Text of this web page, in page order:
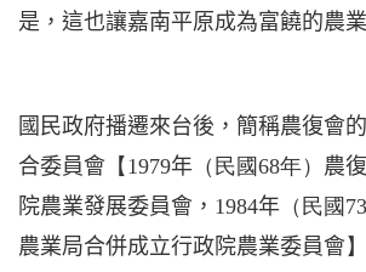
是，這也讓嘉南平原成為富饒的農
國民政府播遷來台後，簡稱農復會
合委員會 【 1979年 （民國68年） 農
院農業發展委員會， 1984年 （民國 73
農業局合併成立行政院農業委員會